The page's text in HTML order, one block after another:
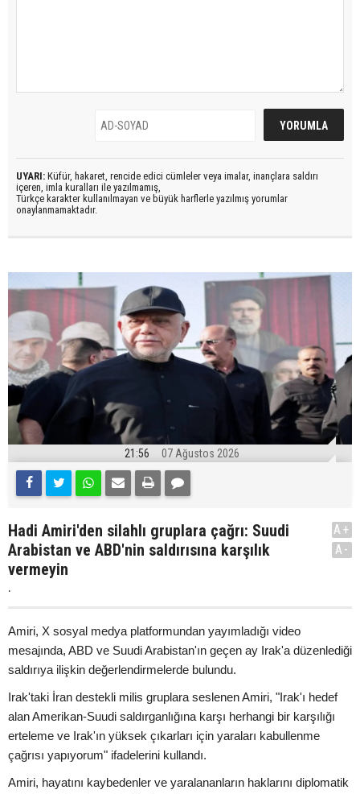
UYARI: Küfür, hakaret, rencide edici cümleler veya imalar, inançlara saldırı
içeren, imla kuralları ile yazılmamış,
Türkçe karakter kullanılmayan ve büyük harflerle yazılmış yorumlar
onaylanmamaktadır.
21:56 07 Ağustos 2026
Hadi Amiri'den silahlı gruplara çağrı: Suudi
Arabistan ve ABD'nin saldırısına karşılık
vermeyin
.
A+
A-
Amiri, X sosyal medya platformundan yayımladığı video
mesajında, ABD ve Suudi Arabistan'ın geçen ay Irak'a düzenlediği
saldırıya ilişkin değerlendirmelerde bulundu.
Irak'taki İran destekli milis gruplara seslenen Amiri, "Irak'ı hedef
alan Amerikan-Suudi saldırganlığına karşı herhangi bir karşılığı
erteleme ve Irak'ın yüksek çıkarları için yaraları kabullenme
çağrısı yapıyorum" ifadelerini kullandı.
Amiri, hayatını kaybedenler ve yaralananların haklarını diplomatik